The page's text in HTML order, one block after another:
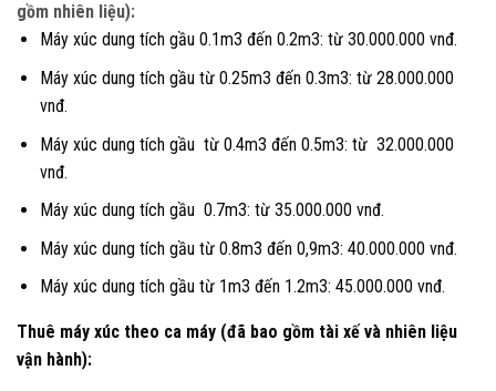
gồm nhiên liệu):
Máy xúc dung tích gầu 0.1m3 đến 0.2m3: từ 30.000.000 vnđ.
Máy xúc dung tích gầu từ 0.25m3 đến 0.3m3: từ 28.000.000
vnđ.
Máy xúc dung tích gầu từ 0.4m3 đến 0.5m3: từ 32.000.000
vnđ.
Máy xúc dung tích gầu 0.7m3: từ 35.000.000 vnđ.
Máy xúc dung tích gầu từ 0.8m3 đến 0,9m3: 40.000.000 vnđ.
Máy xúc dung tích gầu từ 1m3 đến 1.2m3: 45.000.000 vnđ.
Thuê máy xúc theo ca máy (đã bao gồm tài xế và nhiên liệu
vận hành):